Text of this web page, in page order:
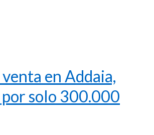
en Addaia,
solo 300.000